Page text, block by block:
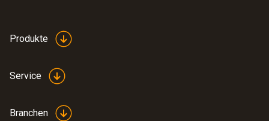
Produkte
Service
Branchen